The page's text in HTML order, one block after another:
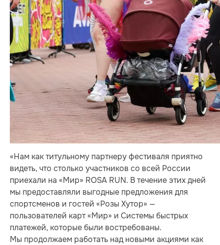
«Нам как титульному партнеру фестиваля приятно
видеть, что столько участников со всей России
приехали на «Мир» ROSA RUN. В течение этих дней
мы предоставляли выгодные предложения для
спортсменов и гостей «Розы Хутор» —
пользователей карт «Мир» и Системы быстрых
платежей, которые были востребованы.
Мы продолжаем работать над новыми акциями как